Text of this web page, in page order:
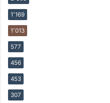
1٬169
1٬013
577
456
453
307